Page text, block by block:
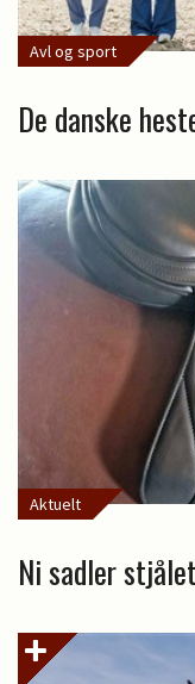
Avl og sport
De danske
Aktuelt
Ni sadler